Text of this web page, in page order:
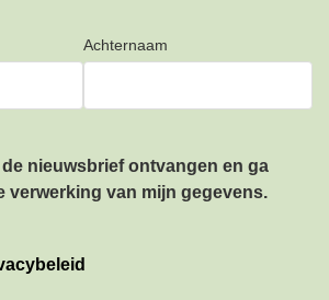
Achternaam
nieuwsbrief ontvangen en ga
verwerking van mijn gegevens.